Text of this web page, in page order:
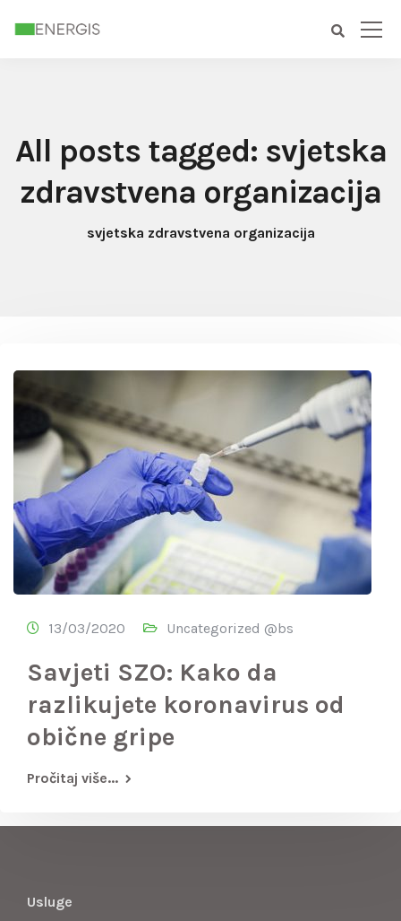
All posts tagged: svjetska
zdravstvena organizacija
svjetska zdravstvena organizacija
13/03/2020 Uncategorized @bs
Savjeti SZO: Kako da
razlikujete koronavirus od
obične gripe
Pročitaj više...
Usluge